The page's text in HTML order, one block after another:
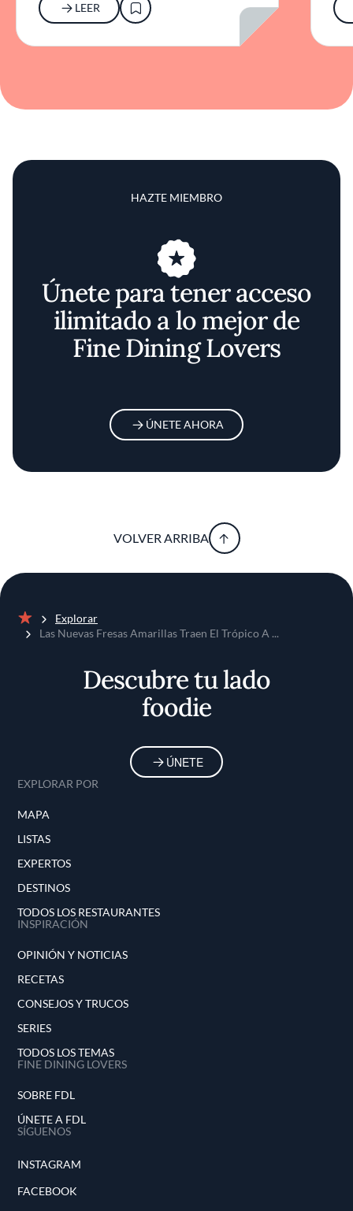
LEER
HAZTE MIEMBRO
Únete para tener acceso
ilimitado a lo mejor de
Fine Dining Lovers
ÚNETE AHORA
VOLVER ARRIBA
Inicio
Explorar
Las Nuevas Fresas Amarillas Traen El Trópico A ...
Descubre tu lado
foodie
ÚNETE
EXPLORAR POR
MAPA
LISTAS
EXPERTOS
DESTINOS
TODOS LOS RESTAURANTES
INSPIRACIÓN
OPINIÓN Y NOTICIAS
RECETAS
CONSEJOS Y TRUCOS
SERIES
TODOS LOS TEMAS
FINE DINING LOVERS
SOBRE FDL
ÚNETE A FDL
SÍGUENOS
INSTAGRAM
FACEBOOK